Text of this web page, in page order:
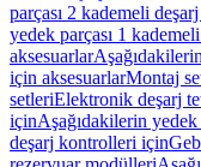
parçası 2 kademeli
yedek parçası 1
aksesuarlar
için aksesuarlarMontaj
setleriElektronik deşarj
içinAşağıdakilerin
deşarj kontrolleri için